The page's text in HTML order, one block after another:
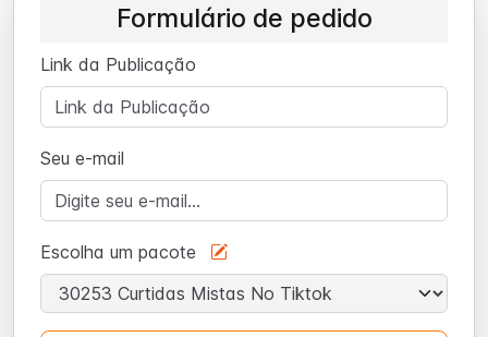
Formulário de pedido
Link da Publicação
Seu e-mail
Escolha um pacote